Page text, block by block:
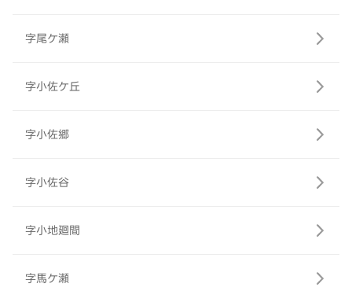
字尾ケ瀬
字小佐ケ丘
字小佐郷
字小佐谷
字小地廻間
字馬ケ瀬